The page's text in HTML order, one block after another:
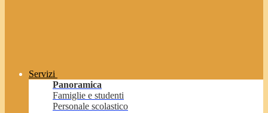
Servizi
Panoramica
Famiglie e studenti
Personale scolastico